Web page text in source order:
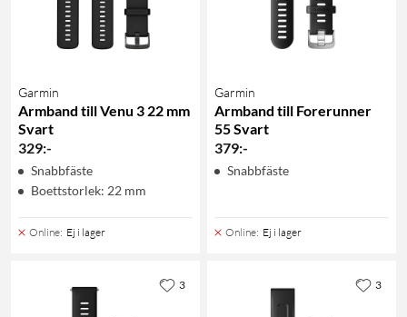
Garmin
Armband till Venu 3 22 mm
Svart
329:-
Snabbfäste
Boettstorlek: 22 mm
Online: Ej i lager
Garmin
Armband till Forerunner
55 Svart
379:-
Snabbfäste
Online: Ej i lager
3 3